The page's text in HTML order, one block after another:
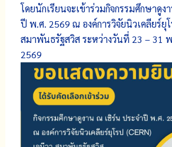
โดยนักเรียนจะเข้าร่วมกิจกรรมศึกษาดู
ปี พ.ศ. 2569 ณ องค์การวิจัยนิวเคลียร์ยุโ
สมาพันธรัฐสวิส ระหว่างวันที่ 23 – 31
2569